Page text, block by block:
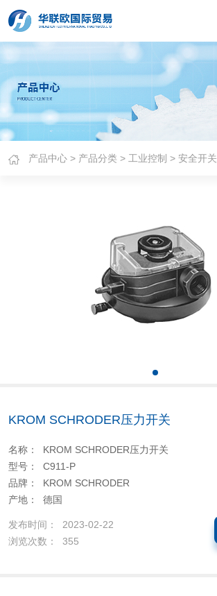
产品中心 > 产品分类 >工业控制 >安全开关
KROM SCHRODER压力开关
名称： KROM SCHRODER压力开关
型号： C911-P
品牌： KROM SCHRODER
产地： 德国
发布时间： 2023-02-22
浏览次数： 355